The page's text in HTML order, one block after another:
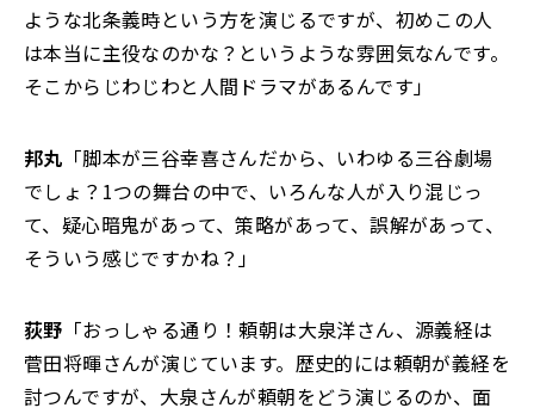
ような北条義時という方を演じるですが、初めこの人
は本当に主役なのかな？というような雰囲気なんです。
そこからじわじわと人間ドラマがあるんです」
邦丸 「脚本が三谷幸喜さんだから、いわゆる三谷劇場
でしょ？1つの舞台の中で、いろんな人が入り混じっ
て、疑心暗鬼があって、策略があって、誤解があって、
そういう感じですかね？」
荻野 「おっしゃる通り！頼朝は大泉洋さん、源義経は
菅田将暉さんが演じています。歴史的には頼朝が義経を
討つんですが、大泉さんが頼朝をどう演じるのか、面